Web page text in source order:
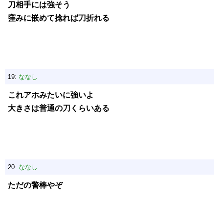
刀相手には強そう
窪みに嵌めて捻れば刀折れる
19: ななし
これアホみたいに強いよ
大きさは普通の刀くらいある
20: ななし
ただの警棒やぞ